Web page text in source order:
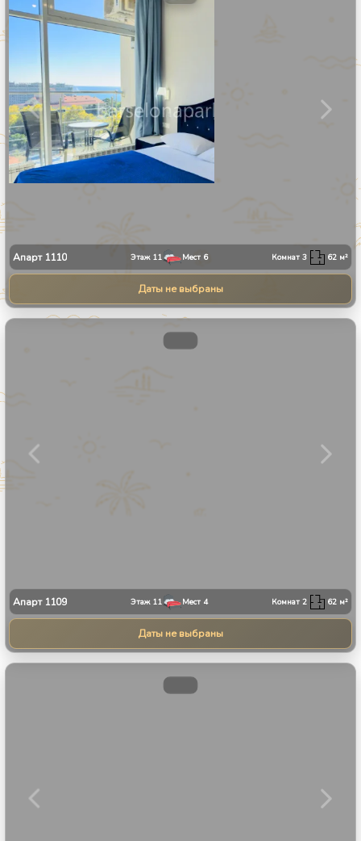
Апарт 1110 Этаж 11 Мест 6 Комнат3 62 м²
Даты не выбраны
Апарт 1109 Этаж 11 Мест 4 Комнат2 62 м²
Даты не выбраны